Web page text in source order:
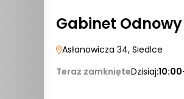
Gabinet
Asłanowicza 34, Siedlce
Teraz zamknięteDzisiaj: